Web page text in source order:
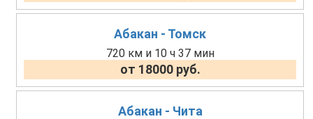
Абакан - Томск
720 км и 10 ч 37 мин
от 18000 руб.
Абакан - Чита